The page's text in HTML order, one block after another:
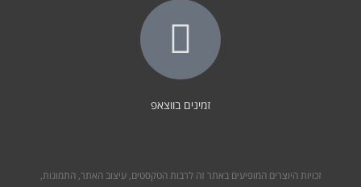
זמינים בווצאפ
זכויות היוצרים המופיעים באתר זה לרבות הטקסטים, עיצוב האתר, התמונות,